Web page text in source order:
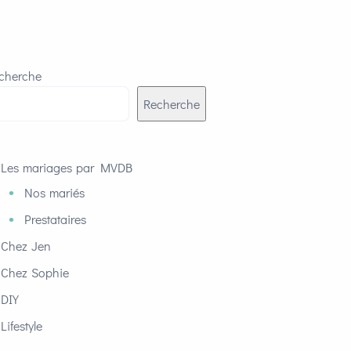
Recherche
Les mariages par MVDB
Nos mariés
Prestataires
Chez Jen
Chez Sophie
DIY
Lifestyle